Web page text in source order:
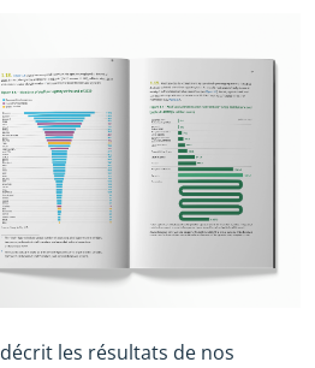
décrit les résultats de nos